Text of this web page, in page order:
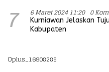
7 6 Maret 2024 11:20 0
Kurniawan Jelaskan
Kabupaten
Oplus_16908288